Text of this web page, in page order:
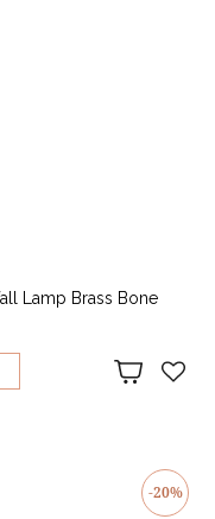
Lamp Brass Bone
-20%